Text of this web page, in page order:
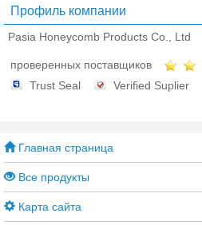
Профиль компании
Pasia Honeycomb Products Co., Ltd
проверенных поставщиков
Trust Seal
Verified Suplier
Главная страница
Все продукты
Карта сайта